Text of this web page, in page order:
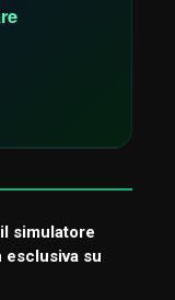
simulatore
su